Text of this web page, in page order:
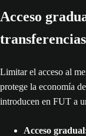
Acceso
Limitar el acceso al
protege la economía
introducen en FUT a
Acceso